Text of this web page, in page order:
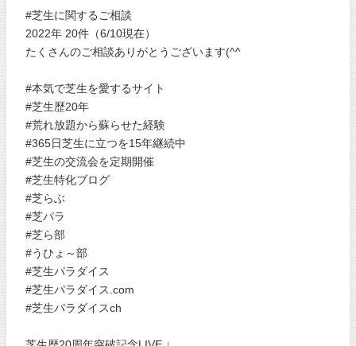
#芝生に関するご相談
2022年 20件（6/10現在）
たくさんのご相談ありがとうございます(^^
#本気で芝生を愛するサイト
#芝生歴20年
#荒れ放題から蘇らせた経験
#365日芝生に立つを15年継続中
#芝生の交流会を定期開催
#芝生特化ブログ
#芝らぶ
#芝パラ
#芝ら部
#うひょ～部
#芝生パラダイス
#芝生パラダイス.com
#芝生パラダイスch